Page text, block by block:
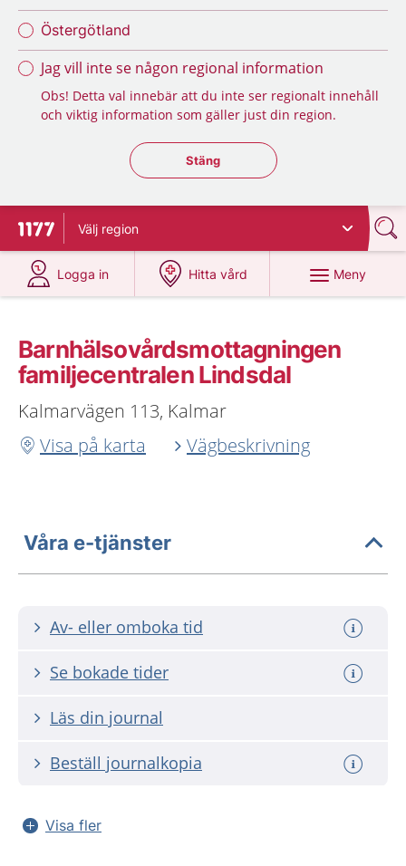
Östergötland
Jag vill inte se någon regional information
Obs! Detta val innebär att du inte ser regionalt innehåll
och viktig information som gäller just din region.
Stäng regionsväljaren
Stäng
Till startsidan för 1177
Välj region
Logga in
på 1177.se
Hitta vård
på 1177.se
Meny
Barnhälsovårdsmottagningen
familjecentralen Lindsdal
Kalmarvägen 113, Kalmar
Visa på karta
Vägbeskrivning
Våra e-tjänster
Av- eller omboka tid
Se bokade tider
Läs din journal
Beställ journalkopia
Visa fler